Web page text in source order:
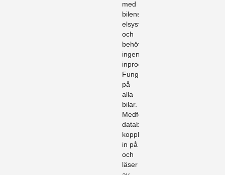
med
bilens
elsystem
och
behöver
ingen
inprogrammering.
Fungerar
på
alla
bilar.
Medföljande
databox
kopplas
in på
och
läser